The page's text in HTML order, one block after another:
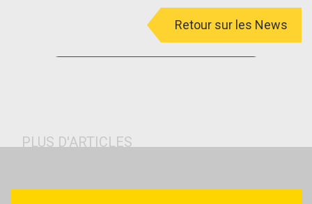
Retour sur les News
PLUS D'ARTICLES